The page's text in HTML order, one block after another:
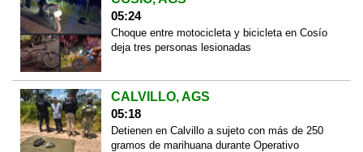
05:24
Choque entre motocicleta y bicicleta en Cosío
deja tres personas lesionadas
CALVILLO, AGS
05:18
Detienen en Calvillo a sujeto con más de 250
gramos de marihuana durante Operativo